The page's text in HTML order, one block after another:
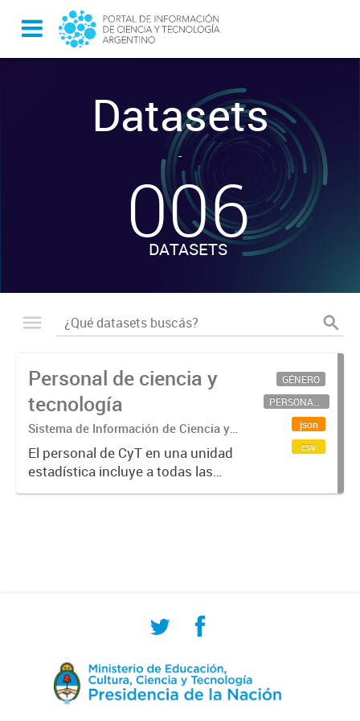
Datasets
-
006
DATASETS
Personal de ciencia y
tecnología
Sistema de Información de Ciencia y
Tecnología Argentino (SICYTAR)
El personal de CyT en una unidad
estadística incluye a todas las
personas involucradas
GÉNERO
PERSONAL CIENTÍFICO-TECNOLÓGICO
json
csv